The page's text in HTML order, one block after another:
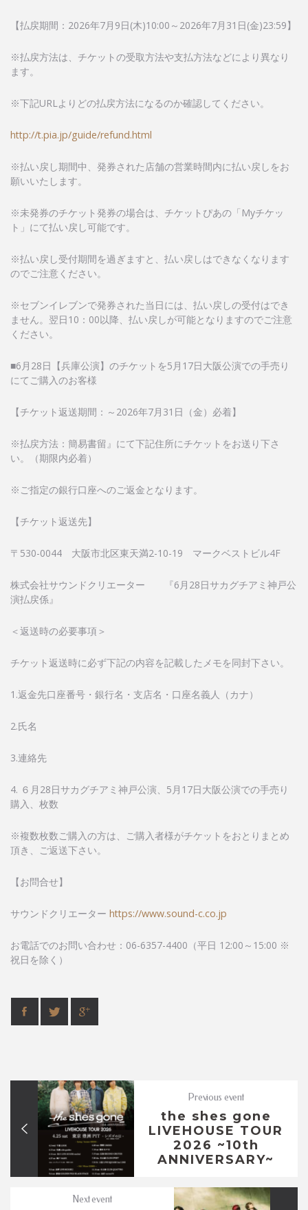
【払戻期間：2026年7月9日(木)10:00～2026年7月31日(金)23:59】
※払戻方法は、チケットの受取方法や支払方法などにより異なり
ます。
※下記URLよりどの払戻方法になるのか確認してください。
http://t.pia.jp/guide/refund.html
※払い戻し期間中、発券された店舗の営業時間内に払い戻しをお
願いいたします。
※未発券のチケット発券の場合は、チケットぴあの「Myチケッ
ト」にて払い戻し可能です。
※払い戻し受付期間を過ぎますと、払い戻しはできなくなります
のでご注意ください。
※セブンイレブンで発券された当日には、払い戻しの受付はでき
ません。翌日10：00以降、払い戻しが可能となりますのでご注意
ください。
■6月28日【兵庫公演】のチケットを5月17日大阪公演での手売り
にてご購入のお客様
【チケット返送期間：～2026年7月31日（金）必着】
※払戻方法：簡易書留』にて下記住所にチケットをお送り下さ
い。（期限内必着）
※ご指定の銀行口座へのご返金となります。
【チケット返送先】
〒530-0044 大阪市北区東天満2-10-19 マークベストビル4F
株式会社サウンドクリエーター 『6月28日サカグチアミ神戸公
演払戻係』
＜返送時の必要事項＞
チケット返送時に必ず下記の内容を記載したメモを同封下さい。
1.返金先口座番号・銀行名・支店名・口座名義人（カナ）
2.氏名
3.連絡先
4. ６月28日サカグチアミ神戸公演、5月17日大阪公演での手売り
購入、枚数
※複数枚数ご購入の方は、ご購入者様がチケットをおとりまとめ
頂き、ご返送下さい。
【お問合せ】
サウンドクリエーター https://www.sound-c.co.jp
お電話でのお問い合わせ：06-6357-4400（平日 12:00～15:00 ※
祝日を除く）
Previous event
the shes gone
LIVEHOUSE TOUR
2026 ~10th
ANNIVERSARY~
Next event